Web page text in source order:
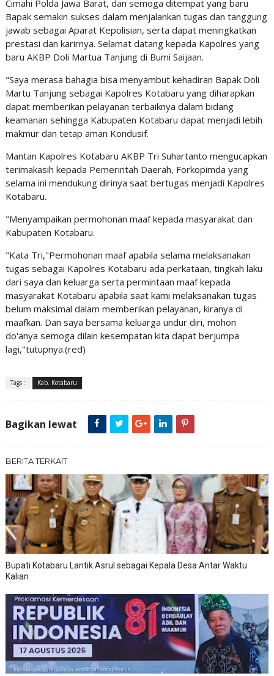
Cimahi Polda Jawa Barat, dan semoga ditempat yang baru
Bapak semakin sukses dalam menjalankan tugas dan tanggung
jawab sebagai Aparat Kepolisian, serta dapat meningkatkan
prestasi dan karirnya. Selamat datang kepada Kapolres yang
baru AKBP Doli Martua Tanjung di Bumi Saijaan.
"Saya merasa bahagia bisa menyambut kehadiran Bapak Doli
Martu Tanjung sebagai Kapolres Kotabaru yang diharapkan
dapat memberikan pelayanan terbaiknya dalam bidang
keamanan sehingga Kabupaten Kotabaru dapat menjadi lebih
makmur dan tetap aman Kondusif.
Mantan Kapolres Kotabaru AKBP Tri Suhartanto mengucapkan
terimakasih kepada Pemerintah Daerah, Forkopimda yang
selama ini mendukung dirinya saat bertugas menjadi Kapolres
Kotabaru.
"Menyampaikan permohonan maaf kepada masyarakat dan
Kabupaten Kotabaru.
"Kata Tri,"Permohonan maaf apabila selama melaksanakan
tugas sebagai Kapolres Kotabaru ada perkataan, tingkah laku
dari saya dan keluarga serta permintaan maaf kepada
masyarakat Kotabaru apabila saat kami melaksanakan tugas
belum maksimal dalam memberikan pelayanan, kiranya di
maafkan. Dan saya bersama keluarga undur diri, mohon
do'anya semoga dilain kesempatan kita dapat berjumpa
lagi,"tutupnya.(red)
Tags : Kab. Kotabaru
Bagikan lewat
BERITA TERKAIT
Bupati Kotabaru Lantik Asrul sebagai Kepala Desa Antar Waktu
Kalian